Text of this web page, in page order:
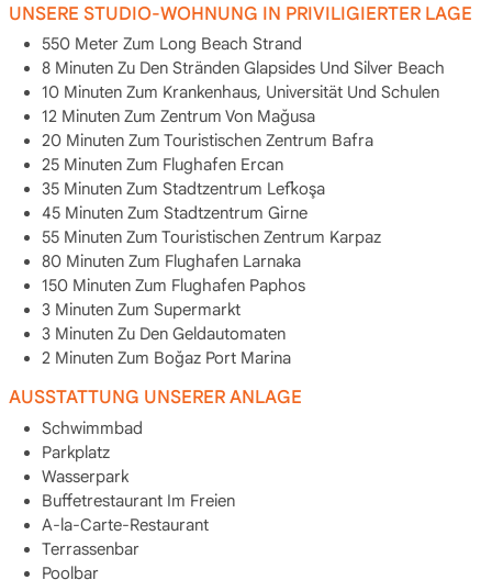
UNSERE STUDIO-WOHNUNG IN PRIVILIGIERTER LAGE
550 Meter Zum Long Beach Strand
8 Minuten Zu Den Stränden Glapsides Und Silver Beach
10 Minuten Zum Krankenhaus, Universität Und Schulen
12 Minuten Zum Zentrum Von Mağusa
20 Minuten Zum Touristischen Zentrum Bafra
25 Minuten Zum Flughafen Ercan
35 Minuten Zum Stadtzentrum Lefkoşa
45 Minuten Zum Stadtzentrum Girne
55 Minuten Zum Touristischen Zentrum Karpaz
80 Minuten Zum Flughafen Larnaka
150 Minuten Zum Flughafen Paphos
3 Minuten Zum Supermarkt
3 Minuten Zu Den Geldautomaten
2 Minuten Zum Boğaz Port Marina
AUSSTATTUNG UNSERER ANLAGE
Schwimmbad
Parkplatz
Wasserpark
Buffetrestaurant Im Freien
A-la-Carte-Restaurant
Terrassenbar
Poolbar